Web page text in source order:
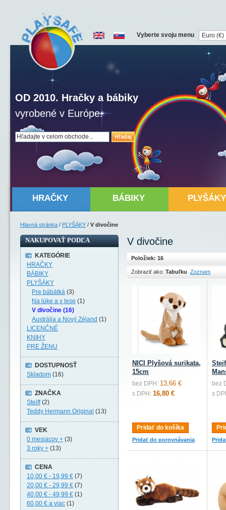
Hľadaj
OD 2010. Hračky a bábiky
vyrobené v Európe.
Vyberte svoju menu
HRAČKY BÁBIKY PLYŠÁKY
Hlavná stránka / PLYŠÁKY / V divočine
V divočine
Položiek: 16
Zobraziť ako: Tabuľku Zoznam
NICI Plyšová surikata,
15cm
bez DPH: 13,66 €
s DPH: 16,80 €
Pridať do košíka
Pridať do porovnávania
bez
s
NAKUPOVAŤ PODĽA
KATEGÓRIE
HRAČKY
BÁBIKY
PLYŠÁKY
Pre bábätká (3)
Na lúke a v lese (1)
V divočine (16)
Austrália a Nový Zéland (1)
LICENČNÉ
KNIHY
PRE ŽENU
DOSTUPNOSŤ
Skladom (16)
ZNAČKA
Steiff(2)
Teddy Hermann Original (13)
VEK
0 mesiacov + (3)
3 roky + (13)
CENA
10,00 € - 19,99 € (7)
20,00 € - 29,99 € (7)
40,00 € - 49,99 € (1)
60,00 € a viac (1)